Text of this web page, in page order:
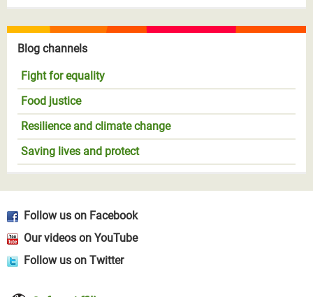
Blog channels
Fight for equality
Food justice
Resilience and climate change
Saving lives and protect
Follow us on Facebook
Our videos on YouTube
Follow us on Twitter